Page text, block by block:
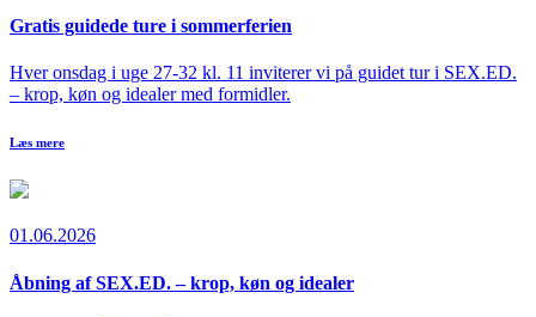
Gratis guidede ture i sommerferien
Hver onsdag i uge 27-32 kl. 11 inviterer vi på guidet tur i SEX.ED.
– krop, køn og idealer med formidler.
Læs mere
01.06.2026
Åbning af SEX.ED. – krop, køn og idealer